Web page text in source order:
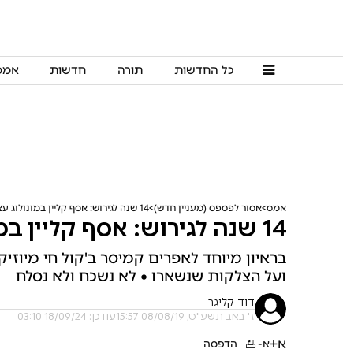
כל החדשות תורה חדשות
אמס אסור לפספס (מעניין חדש) 14 שנה לגירוש: אסף קליין במונולוג עצוב • האזינו
14 שנה לגירוש: אסף קליין במונולוג עצוב • האזינו
בראיון מיוחד לאפרים קמיסר ב'קול חי
ועל הצלקות שנשארו • לא נשכח ולא נסלח
דוד קליגר
ז' באב תשע"ט, 08/08/19 15:57 עודכן: 18/09/24 03:10
א+א- הדפסה